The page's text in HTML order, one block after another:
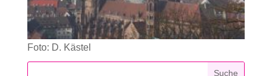
Foto: D. Kästel